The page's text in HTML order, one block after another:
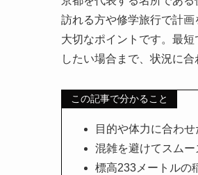
訪れる方や修学旅行で計
大切なポイントです。最
したい場合まで、状況に
この記事で分かること
目的や体力に合わ
混雑を避けてスム
標高233メートルの